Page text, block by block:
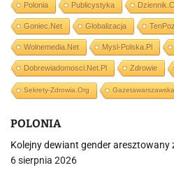
Polonia Publicystyka
Goniec.net Globalizacja
Wolnemedia.net Mysl-Polska.pl
Dobrewiadomosci.net.pl Zdrowie
Sekrety-Zdrowia.org
POLONIA
Kolejny dewiant gender aresztowany
6 sierpnia 2026